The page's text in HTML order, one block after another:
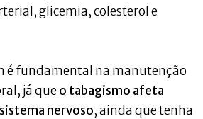
glicemia, colesterol e
é fundamental na manutenção
já queo tabagismo afeta
nervoso, ainda que tenha